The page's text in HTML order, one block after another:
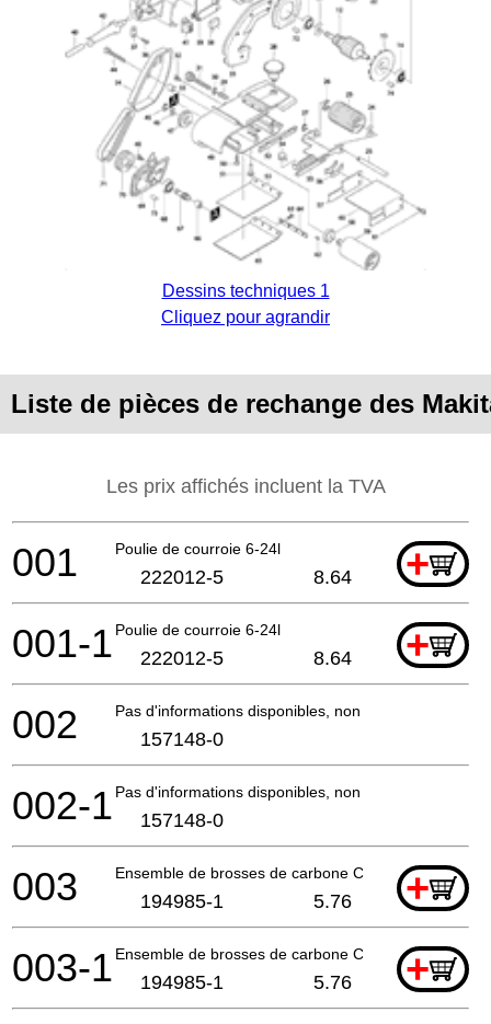
Dessins techniques 1
Cliquez pour agrandir
Liste de pièces de rechange des
Les prix affichés incluent la TVA
Poulie de courroie 6-24l +
001 222012-5 8.64
Poulie de courroie 6-24l +
001-1 222012-5 8.64
Pas d'informations disponibles, non commandable
002 157148-0
Pas d'informations disponibles, non commandable
002-1 157148-0
Ensemble de brosses de carbone Cb-153+
003 194985-1 5.76
Ensemble de brosses de carbone Cb-153+
003-1 194985-1 5.76